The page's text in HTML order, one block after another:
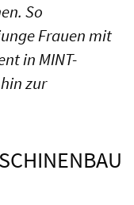
So
Frauen mit
in MINT-
zur